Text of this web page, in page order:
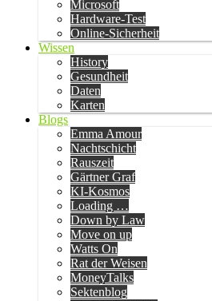
Microsoft
Hardware-Test
Online-Sicherheit
Wissen
History
Gesundheit
Daten
Karten
Blogs
Emma Amour
Nachtschicht
Rauszeit
Gärtner Graf
KI-Kosmos
Loading …
Down by Law
Move on up
Watts On
Rat der Weisen
MoneyTalks
Sektenblog